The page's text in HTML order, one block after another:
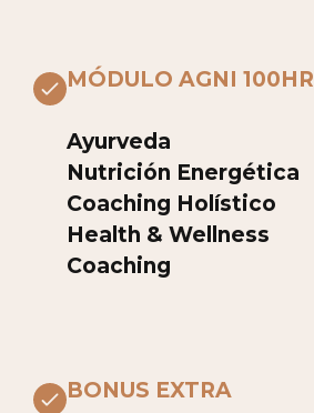
MÓDULO AGNI 100HR
Ayurveda
Nutrición Energética
Coaching Holístico
Health & Wellness
Coaching
BONUS EXTRA